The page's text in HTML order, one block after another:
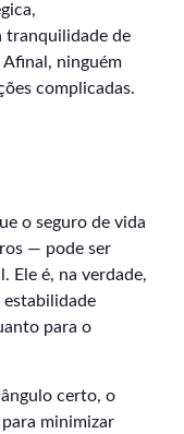
tranquilidade de
ninguém
complicadas.
o seguro de vida
— pode ser
Ele é, na verdade,
estabilidade
para o
certo, o
minimizar